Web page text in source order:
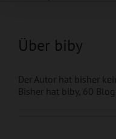
Über biby
Der Autor hat bisher
Bisher hat biby, 60